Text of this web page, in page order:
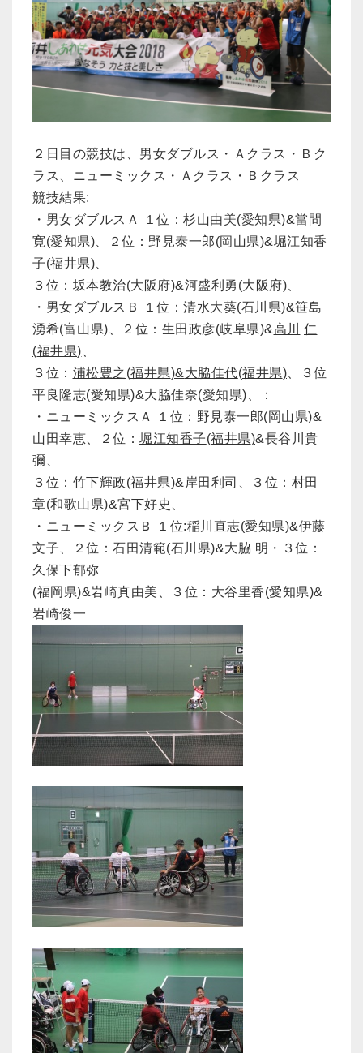
２日目の競技は、男女ダブルス・Ａクラス・Ｂク
ラス、ニューミックス・Ａクラス・Ｂクラス
競技結果:
・男女ダブルスＡ １位：杉山由美(愛知県)&當間
寛(愛知県)、２位：野見泰一郎(岡山県)&堀江知香
子(福井県)
３位：坂本教治(大阪府)&河盛利勇(大阪府)、
・男女ダブルスＢ １位：清水大葵(石川県)&笹島
湧希(富山県)、２位：生田政彦(岐阜県)&高川
仁
(福井県)
３位： 浦松豊之 (福井県)&大脇佳代(福井県) 、３位
平良隆志(愛知県)&大脇佳奈(愛知県)、：
・ニューミックスＡ １位：野見泰一郎(岡山県)&
山田幸恵、２位： 堀江知香子(福井県)&長谷川貴
彌、
３位： 竹下輝政(福井県)&岸田利司、３位：村田
章(和歌山県)&宮下好史、
・ニューミックスＢ １位:稲川直志(愛知県)&伊藤
文子、２位：石田清範(石川県)&大脇 明・３位：
久保下郁弥
(福岡県)&岩崎真由美、３位：大谷里香(愛知県)&
岩崎俊一